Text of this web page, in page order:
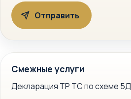
Смежные услуги
Декларация ТР ТС по схеме 5Д